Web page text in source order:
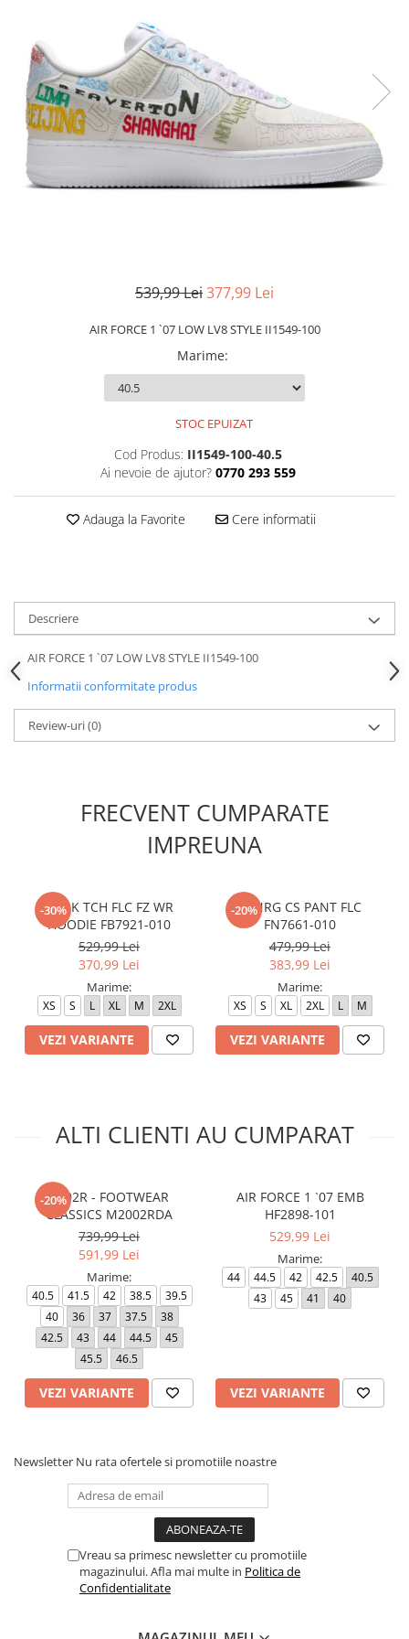
Pantofi sport femei
Slapi femei
539,99 Lei377,99 Lei
AIR FORCE 1 `07 LOW LV8 STYLE II1549-100
Marime:
STOC EPUIZAT
Cod Produs: II1549-100-40.5
Ai nevoie de ajutor? 0770 293 559
Adauga la Favorite Cere informatii
Descriere
AIR FORCE 1 `07 LOW LV8 STYLE II1549-100
Informatii conformitate produs
Review-uri(0)
FRECVENT CUMPARATE
IMPREUNA
-30%
M NK TCH FLC FZ WR
HOODIE FB7921-010
529,99 Lei
370,99 Lei
Marime:
XS S L XL M 2XL
VEZI VARIANTE
-20%
M NRG CS PANT FLC
FN7661-010
479,99 Lei
383,99 Lei
Marime:
XS S XL 2XL L M
VEZI VARIANTE
ALTI CLIENTI AU CUMPARAT
-20%
2002R - FOOTWEAR
CLASSICS M2002RDA
739,99 Lei
591,99 Lei
Marime:
40.5 41.5 42 38.5
39.5
40
36 37 37.5
38
42.5
43 44 44.5
45
45.5
46.5
VEZI VARIANTE
AIR FORCE 1 `07 EMB
HF2898-101
529,99 Lei
Marime:
44 44.5 42 42.5
40.5
43
45 41 40
VEZI VARIANTE
Newsletter Nu rata ofertele si promotiile noastre
Vreau sa primesc newsletter cu promotiile
magazinului. Afla mai multe in Politica de
Confidentialitate